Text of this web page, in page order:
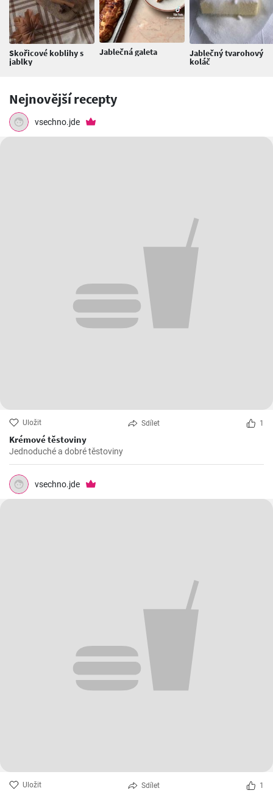
Skořicové koblihy s
jablky
Jablečná galeta Jablečný tvarohový
koláč
Nejnovější recepty
vsechno.jde
Uložit Sdílet 1
Krémové těstoviny
Jednoduché a dobré těstoviny
vsechno.jde
Uložit Sdílet 1